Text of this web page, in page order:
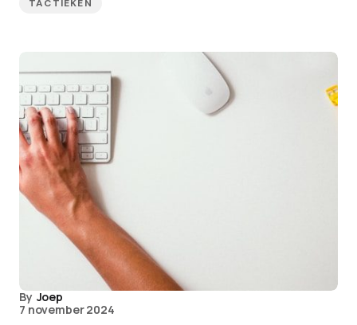
TACTIEKEN
By Joep
7 november 2024